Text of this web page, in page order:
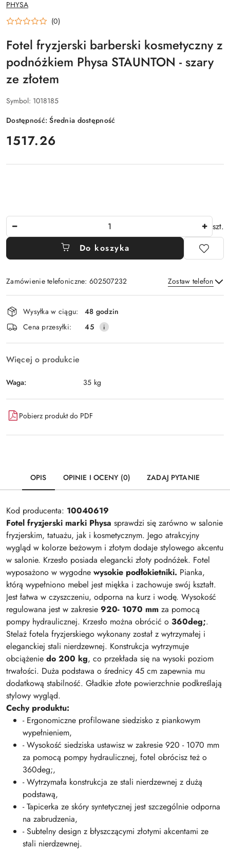
PRODUCENTA:
PHYSA
(0)
Fotel fryzjerski barberski kosmetyczny z
podnóżkiem Physa STAUNTON - szary
ze złotem
Symbol: 1018185
Dostępność:Średnia dostępność
cena:
1517.26
szt.
Do koszyka
Zamówienie telefoniczne: 602507232 Zostaw telefon
Wyślij
Dostępność
i
dostawa
Wysyłka w ciągu:
48 godzin
Cena przesyłki:
45
Więcej o produkcie
Waga: 35 kg
Pobierz produkt do PDF
OPIS OPINIE I OCENY (0) ZADAJ PYTANIE
Kod producenta: 10040619
Fotel fryzjerski marki Physa sprawdzi się zarówno w salonie
fryzjerskim, tatuażu, jak i kosmetycznym. Jego atrakcyjny
wygląd w kolorze beżowym i złotym dodaje stylowego akcentu
w salonie. Krzesło posiada elegancki złoty podnóżek. Fotel
wyposażono w wygodne wysokie podłokietniki. Pianka,
którą wypełniono mebel jest miękka i zachowuje swój kształt.
Jest łatwa w czyszczeniu, odporna na kurz i wodę. Wysokość
regulowana jest w zakresie 920- 1070 mm za pomocą
pompy hydraulicznej. Krzesło można obrócić o 360deg;.
Stelaż fotela fryzjerskiego wykonany został z wytrzymałej i
eleganckiej stali nierdzewnej. Konstrukcja wytrzymuje
obciążenie do 200 kg, co przekłada się na wysoki poziom
trwałości. Duża podstawa o średnicy 45 cm zapewnia mu
dodatkową stabilność. Gładkie złote powierzchnie podkreślają
stylowy wygląd.
Cechy produktu:
- Ergonomiczne profilowane siedzisko z piankowym
wypełnieniem,
- Wysokość siedziska ustawisz w zakresie 920 - 1070 mm
za pomocą pompy hydraulicznej, fotel obrócisz też o
360deg;,
- Wytrzymała konstrukcja ze stali nierdzewnej z dużą
podstawą,
- Tapicerka ze skóry syntetycznej jest szczególnie odporna
na zabrudzenia,
- Subtelny design z błyszczącymi złotymi akcentami ze
stali nierdzewnej.